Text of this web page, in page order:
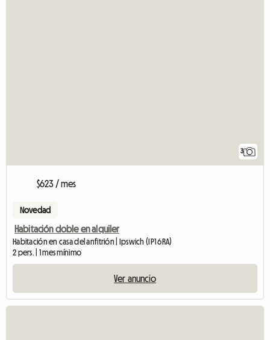
3
$623 / mes
Novedad
Habitación doble en alquiler
Habitación en casa del anfitrión | Ipswich (IP1 6RA)
2 pers. | 1 mes mínimo
Ver anuncio